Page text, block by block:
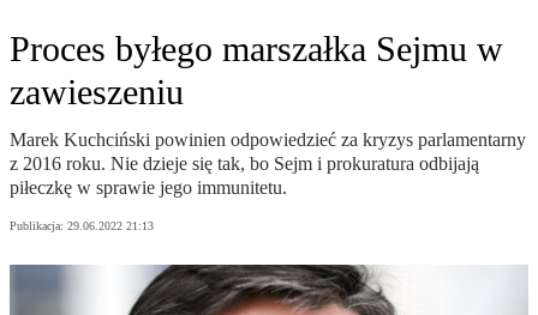
Proces byłego marszałka Sejmu w
zawieszeniu
Marek Kuchciński powinien odpowiedzieć za kryzys parlamentarny
z 2016 roku. Nie dzieje się tak, bo Sejm i prokuratura odbijają
piłeczkę w sprawie jego immunitetu.
Publikacja: 29.06.2022 21:13